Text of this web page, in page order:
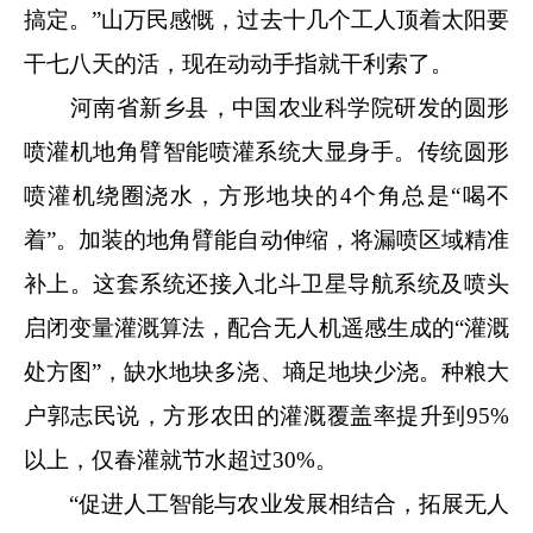
搞定。”山万民感慨，过去十几个工人顶着太阳要
干七八天的活，现在动动手指就干利索了。
河南省新乡县，中国农业科学院研发的圆形
喷灌机地角臂智能喷灌系统大显身手。传统圆形
喷灌机绕圈浇水，方形地块的4个角总是“喝不
着”。加装的地角臂能自动伸缩，将漏喷区域精准
补上。这套系统还接入北斗卫星导航系统及喷头
启闭变量灌溉算法，配合无人机遥感生成的“灌溉
处方图”，缺水地块多浇、墒足地块少浇。种粮大
户郭志民说，方形农田的灌溉覆盖率提升到95%
以上，仅春灌就节水超过30%。
“促进人工智能与农业发展相结合，拓展无人